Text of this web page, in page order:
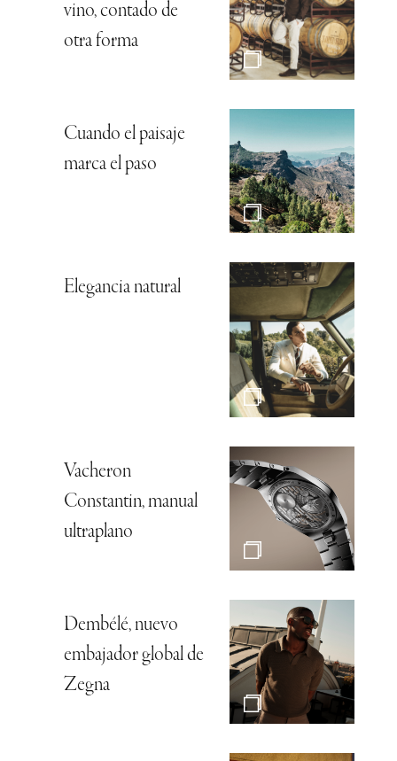
vino, contado de
otra forma
Cuando el paisaje
marca el paso
Elegancia natural
Vacheron
Constantin, manual
ultraplano
Dembélé, nuevo
embajador global de
Zegna